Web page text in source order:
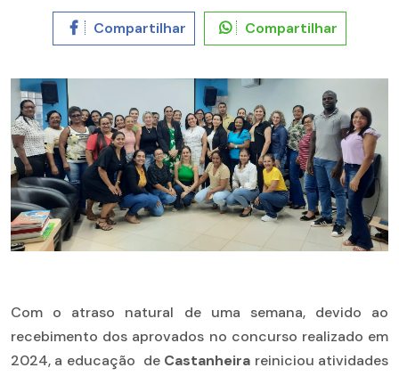
Compartilhar Compartilhar
Com o atraso natural de uma semana, devido ao
recebimento dos aprovados no concurso realizado em
2024, a educação de Castanheira reiniciou atividades